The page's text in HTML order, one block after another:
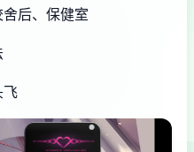
后、保健室
飞